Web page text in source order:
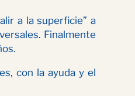
a la superficie” a
Finalmente
con la ayuda y el